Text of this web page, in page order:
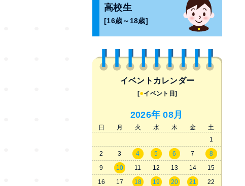
高校生
[16歳～18歳]
イベントカレンダー
[●イベント日]
2026年 08月
日 月 火 水 木 金
土
1
2
3 4 5 6 7
8
9
10 11 12 13 14
15
16
17 18 19 20 21
22